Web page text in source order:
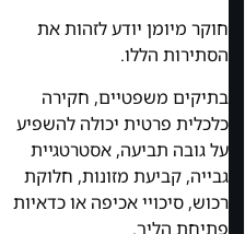
חוקר מיומן יודע לזהות את
הסתירות הללו.
בתיקים משפטיים, חקירה
כלכלית פרטית יכולה להשפיע
על גובה תביעה, אסטרטגיית
גבייה, קביעת מזונות, חלוקת
רכוש, סיכויי אכיפה או כדאיות
פתיחת הליך.